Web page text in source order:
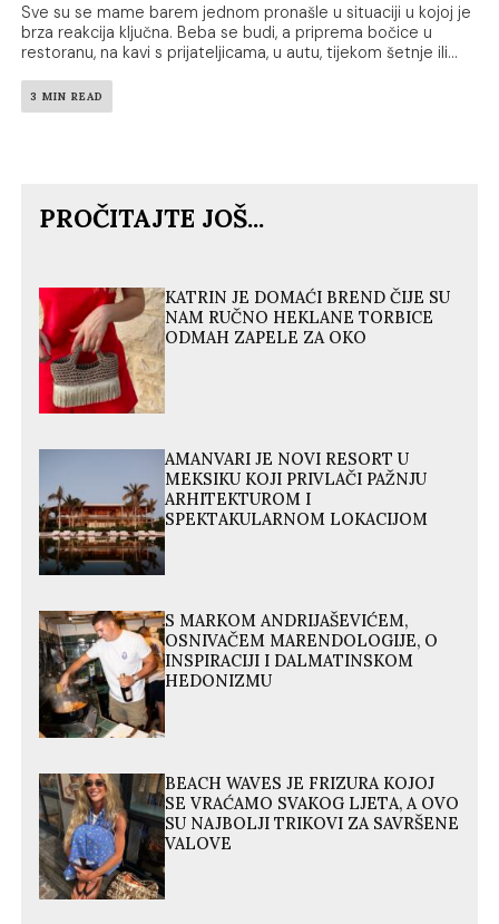
Sve su se mame barem jednom pronašle u situaciji u kojoj je
brza reakcija ključna. Beba se budi, a priprema bočice u
restoranu, na kavi s prijateljicama, u autu, tijekom šetnje ili...
3 MIN READ
PROČITAJTE JOŠ...
KATRIN JE DOMAĆI BREND ČIJE SU
NAM RUČNO HEKLANE TORBICE
ODMAH ZAPELE ZA OKO
AMANVARI JE NOVI RESORT U
MEKSIKU KOJI PRIVLAČI PAŽNJU
ARHITEKTUROM I
SPEKTAKULARNOM LOKACIJOM
S MARKOM ANDRIJAŠEVIĆEM,
OSNIVAČEM MARENDOLOGIJE, O
INSPIRACIJI I DALMATINSKOM
HEDONIZMU
BEACH WAVES JE FRIZURA KOJOJ
SE VRAĆAMO SVAKOG LJETA, A OVO
SU NAJBOLJI TRIKOVI ZA SAVRŠENE
VALOVE